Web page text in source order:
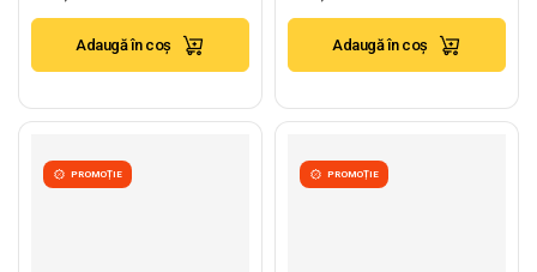
+ 4x400mm
Adaugă în coș Adaugă în coș
PROMOȚIE PROMOȚIE